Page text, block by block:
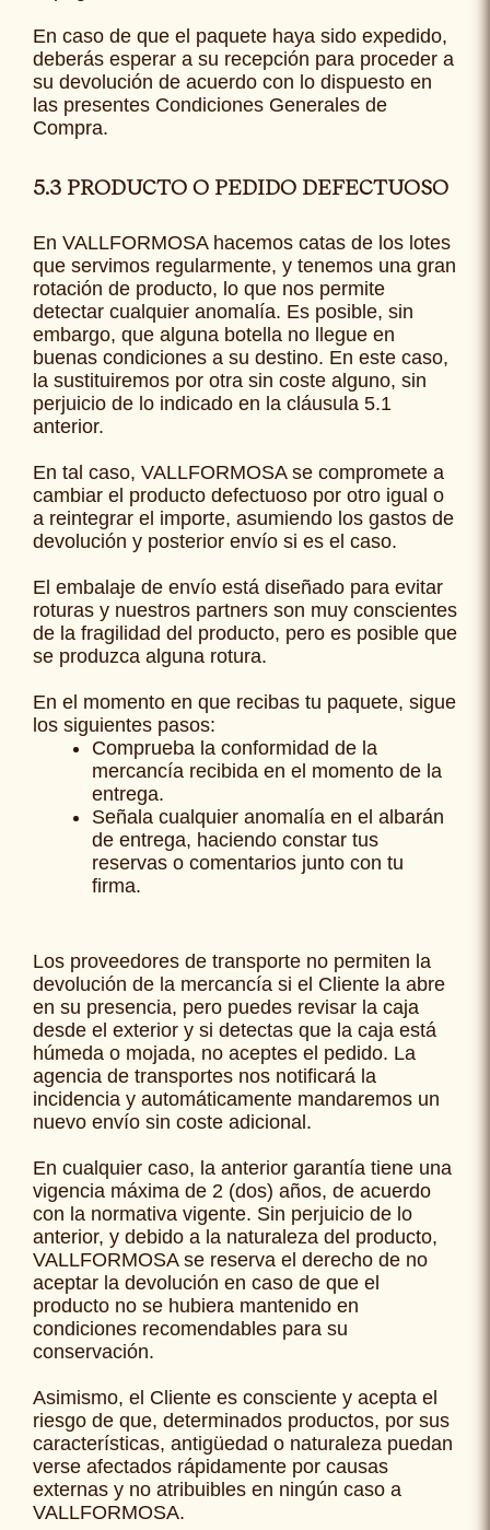
En caso de que el paquete haya sido expedido,
deberás esperar a su recepción para proceder a
su devolución de acuerdo con lo dispuesto en
las presentes Condiciones Generales de
Compra.
5.3 PRODUCTO O PEDIDO DEFECTUOSO
En VALLFORMOSA hacemos catas de los lotes
que servimos regularmente, y tenemos una gran
rotación de producto, lo que nos permite
detectar cualquier anomalía. Es posible, sin
embargo, que alguna botella no llegue en
buenas condiciones a su destino. En este caso,
la sustituiremos por otra sin coste alguno, sin
perjuicio de lo indicado en la cláusula 5.1
anterior.
En tal caso, VALLFORMOSA se compromete a
cambiar el producto defectuoso por otro igual o
a reintegrar el importe, asumiendo los gastos de
devolución y posterior envío si es el caso.
El embalaje de envío está diseñado para evitar
roturas y nuestros partners son muy conscientes
de la fragilidad del producto, pero es posible que
se produzca alguna rotura.
En el momento en que recibas tu paquete, sigue
los siguientes pasos:
Comprueba la conformidad de la
mercancía recibida en el momento de la
entrega.
Señala cualquier anomalía en el albarán
de entrega, haciendo constar tus
reservas o comentarios junto con tu
firma.
Los proveedores de transporte no permiten la
devolución de la mercancía si el Cliente la abre
en su presencia, pero puedes revisar la caja
desde el exterior y si detectas que la caja está
húmeda o mojada, no aceptes el pedido. La
agencia de transportes nos notificará la
incidencia y automáticamente mandaremos un
nuevo envío sin coste adicional.
En cualquier caso, la anterior garantía tiene una
vigencia máxima de 2 (dos) años, de acuerdo
con la normativa vigente. Sin perjuicio de lo
anterior, y debido a la naturaleza del producto,
VALLFORMOSA se reserva el derecho de no
aceptar la devolución en caso de que el
producto no se hubiera mantenido en
condiciones recomendables para su
conservación.
Asimismo, el Cliente es consciente y acepta el
riesgo de que, determinados productos, por sus
características, antigüedad o naturaleza puedan
verse afectados rápidamente por causas
externas y no atribuibles en ningún caso a
VALLFORMOSA.